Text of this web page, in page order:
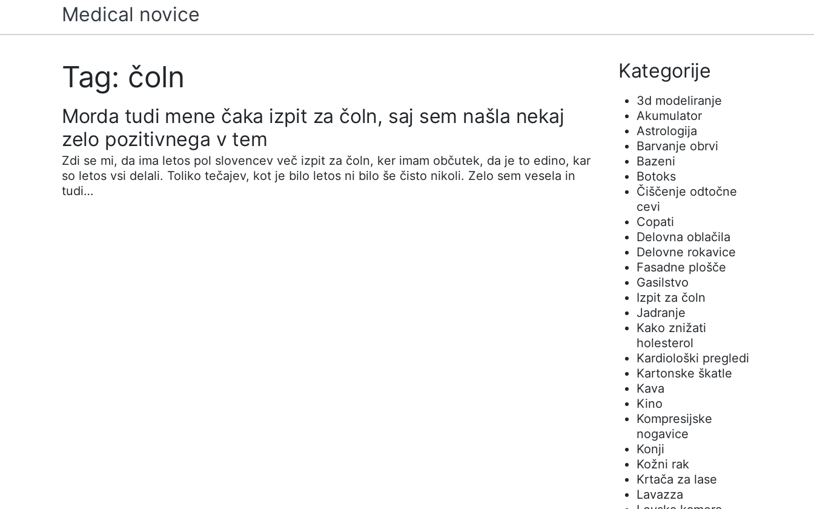
content
Medical novice
Tag: čoln
Morda tudi mene čaka izpit za čoln, saj sem našla nekaj
zelo pozitivnega v tem
Zdi se mi, da ima letos pol slovencev več izpit za čoln, ker imam občutek, da je to edino, kar
so letos vsi delali. Toliko tečajev, kot je bilo letos ni bilo še čisto nikoli. Zelo sem vesela in
tudi…
Kategorije
3d modeliranje
Akumulator
Astrologija
Barvanje obrvi
Bazeni
Botoks
Čiščenje odtočne
cevi
Copati
Delovna oblačila
Delovne rokavice
Fasadne plošče
Gasilstvo
Izpit za čoln
Jadranje
Kako znižati
holesterol
Kardiološki pregledi
Kartonske škatle
Kava
Kino
Kompresijske
nogavice
Konji
Kožni rak
Krtača za lase
Lavazza